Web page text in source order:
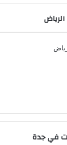
في جدة